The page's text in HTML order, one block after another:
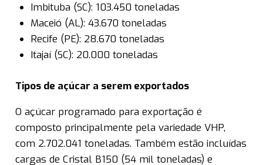
Imbituba (SC): 103.450 toneladas
Maceió (AL): 43.670 toneladas
Recife (PE): 28.670 toneladas
Itajaí (SC): 20.000 toneladas
Tipos de açúcar a serem exportados
O açúcar programado para exportação é
composto principalmente pela variedade VHP,
com 2.702.041 toneladas. Também estão incluídas
cargas de Cristal B150 (54 mil toneladas) e